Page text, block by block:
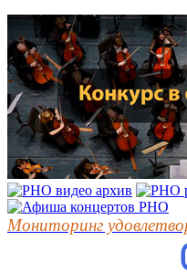
Мониторинг